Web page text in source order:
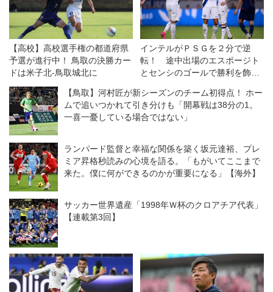
【高校】高校選手権の都道府県
予選が進行中！ 鳥取の決勝カー
ドは米子北-鳥取城北に
インテルがＰＳＧを２分で逆
転！ 途中出場のエスポージト
とセンシのゴールで勝利を飾る
【鳥取】河村匠が新シーズンのチーム初得点！ ホー
ムで追いつかれて引き分けも「開幕戦は38分の1。
一喜一憂している場合ではない」
ランパード監督と幸福な関係を築く坂元達裕、プレ
ミア昇格秒読みの心境を語る。「もがいてここまで
来た。僕に何ができるのかが重要になる」【海外】
サッカー世界遺産「1998年Ｗ杯のクロアチア代表」
【連載第3回】